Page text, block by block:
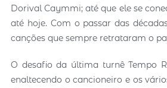
Dorival Caymmi; até que ele se
até hoje. Com o passar das
canções que sempre retrataram o
O desafio da última turnê Tempo
enaltecendo o cancioneiro e os